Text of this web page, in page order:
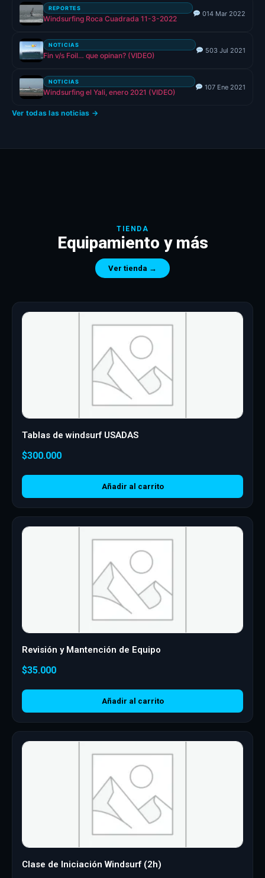
REPORTES
Windsurfing Roca Cuadrada 11-3-2022
014 Mar 2022
NOTICIAS
Fin v/s Foil… que opinan? (VIDEO)
503 Jul 2021
NOTICIAS
Windsurfing el Yali, enero 2021 (VIDEO)
107 Ene 2021
Ver todas las noticias →
TIENDA
Equipamiento y más
Ver tienda →
Tablas de windsurf USADAS
$300.000
Añadir al carrito
Revisión y Mantención de Equipo
$35.000
Añadir al carrito
Clase de Iniciación Windsurf (2h)